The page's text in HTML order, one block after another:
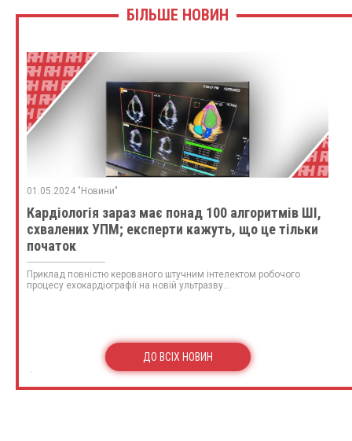
БІЛЬШЕ НОВИН
01.05.2024 "Новини"
Кардіологія зараз має понад 100 алгоритмів ШІ,
схвалених УПМ; експерти кажуть, що це тільки
початок
Приклад повністю керованого штучним інтелектом робочого
процесу ехокардіографії на новій ультразву...
ДО ВСІХ НОВИН